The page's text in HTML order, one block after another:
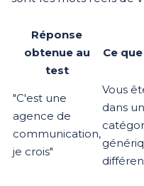
Réponse
obtenue au
test
Ce
"C'est une
agence de
communication,
je crois"
Vous
dans